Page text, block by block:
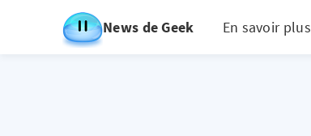
News de Geek En savoir plus